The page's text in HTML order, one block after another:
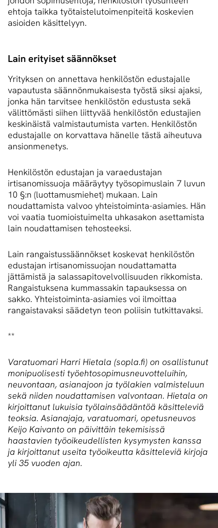
ehtoja taikka työtaistelutoimenpiteitä koskevien
asioiden käsittelyyn.
Lain erityiset säännökset
Yrityksen on annettava henkilöstön edustajalle
vapautusta säännönmukaisesta työstä siksi ajaksi,
jonka hän tarvitsee henkilöstön edustusta sekä
välittömästi siihen liittyvää henkilöstön edustajien
keskinäistä valmistautumista varten. Henkilöstön
edustajalle on korvattava hänelle tästä aiheutuva
ansionmenetys.
Henkilöstön edustajan ja varaedustajan
irtisanomissuoja määräytyy työsopimuslain 7 luvun
10 §:n (luottamusmiehet) mukaan. Lain
noudattamista valvoo yhteistoiminta-asiamies. Hän
voi vaatia tuomioistuimelta uhkasakon asettamista
lain noudattamisen tehosteeksi.
Lain rangaistussäännökset koskevat henkilöstön
edustajan irtisanomissuojan noudattamatta
jättämistä ja salassapitovelvollisuuden rikkomista.
Rangaistuksena kummassakin tapauksessa on
sakko. Yhteistoiminta-asiamies voi ilmoittaa
rangaistavaksi säädetyn teon poliisin tutkittavaksi.
**
Varatuomari Harri Hietala (sopla.fi) on osallistunut
monipuolisesti työehtosopimusneuvotteluihin,
neuvontaan, asianajoon ja työlakien valmisteluun
sekä niiden noudattamisen valvontaan. Hietala on
kirjoittanut lukuisia työlainsäädäntöä käsitteleviä
teoksia. Asianajaja, varatuomari, opetusneuvos
Keijo Kaivanto on päivittäin tekemisissä
haastavien työoikeudellisten kysymysten kanssa
ja kirjoittanut useita työoikeutta käsitteleviä kirjoja
yli 35 vuoden ajan.